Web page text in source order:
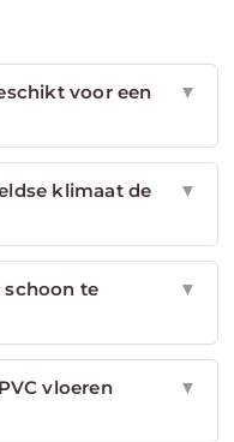
voor een
▼
klimaat de
▼
te
▼
vloeren
▼